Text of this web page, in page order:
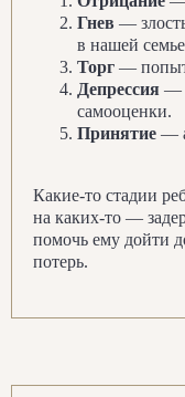
Гнев —
в нашей
Торг —
Депрессия —
самооценки.
Принятие —
Какие-то стадии
на каких-то —
помочь ему дойти
потерь.